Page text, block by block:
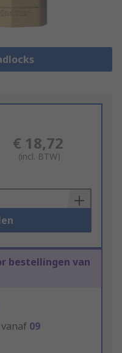
€ 18,72
(incl. BTW)
bestellingen van
09